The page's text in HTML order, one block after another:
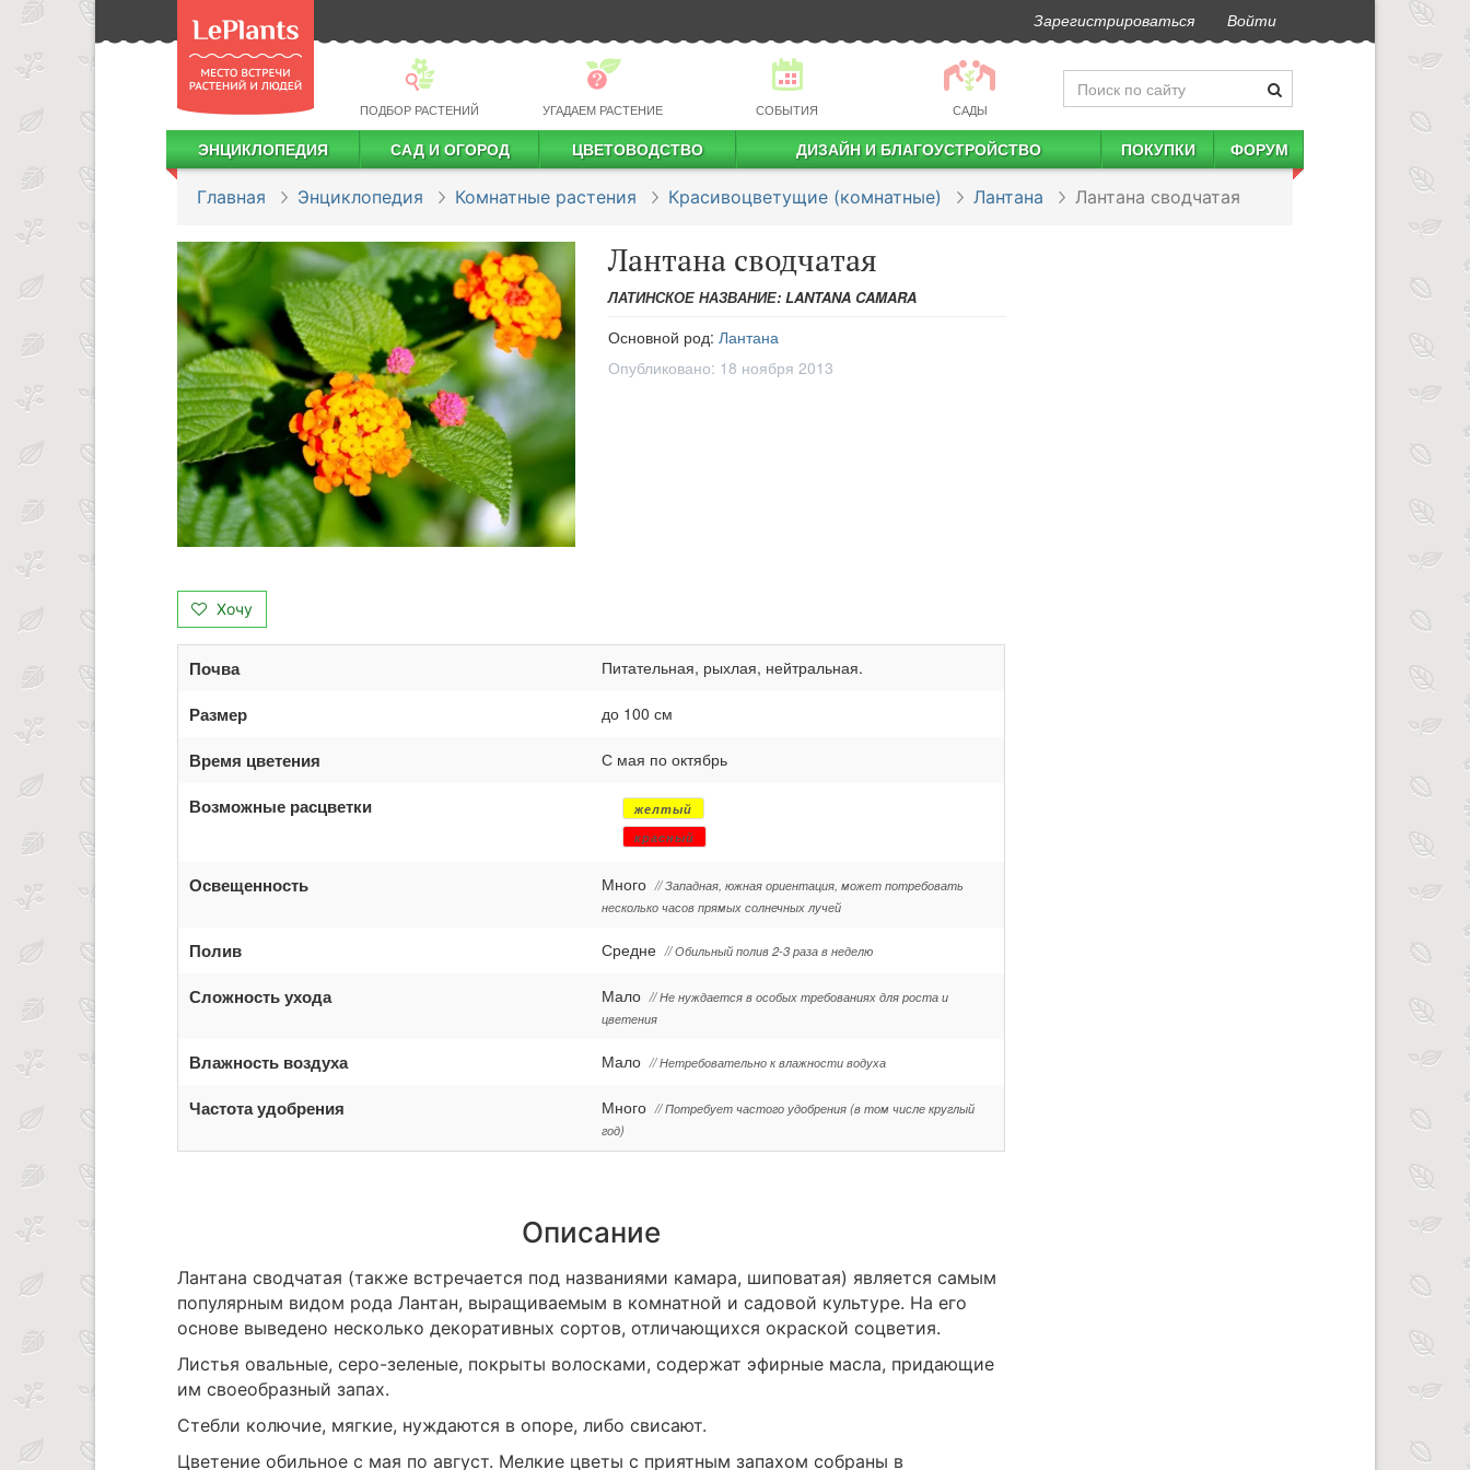
Зарегистрироваться Войти
ПОДБОР РАСТЕНИЙ УГАДАЕМ РАСТЕНИЕ СОБЫТИЯ САДЫ
ЭНЦИКЛОПЕДИЯ САД И ОГОРОД ЦВЕТОВОДСТВО ДИЗАЙН И БЛАГОУСТРОЙСТВО ПОКУПКИ ФОРУМ
Главная Энциклопедия Комнатные растения Красивоцветущие (комнатные) Лантана Лантана сводчатая
Лантана сводчатая
ЛАТИНСКОЕ НАЗВАНИЕ: LANTANA CAMARA
Основной род: Лантана
Опубликовано: 18 ноября 2013
Хочу
Почва Питательная, рыхлая, нейтральная.
Размер до 100 см
Время цветения С мая по октябрь
Возможные расцветки
желтый
красный
Освещенность Много // Западная, южная ориентация, может потребовать
несколько часов прямых солнечных лучей
Полив Средне // Обильный полив 2-3 раза в неделю
Сложность ухода Мало // Не нуждается в особых требованиях для роста и
цветения
Влажность воздуха Мало // Нетребовательно к влажности водуха
Частота удобрения Много // Потребует частого удобрения (в том числе круглый
год)
Описание
Лантана сводчатая (также встречается под названиями камара, шиповатая) является самым
популярным видом рода Лантан, выращиваемым в комнатной и садовой культуре. На его
основе выведено несколько декоративных сортов, отличающихся окраской соцветия.
Листья овальные, серо-зеленые, покрыты волосками, содержат эфирные масла, придающие
им своеобразный запах.
Стебли колючие, мягкие, нуждаются в опоре, либо свисают.
Цветение обильное с мая по август. Мелкие цветы с приятным запахом собраны в